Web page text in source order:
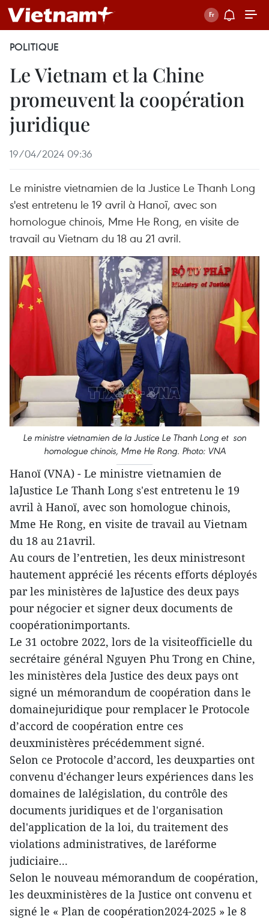
POLITIQUE
Le Vietnam et la Chine
promeuvent la coopération
juridique
19/04/2024 09:36
Le ministre vietnamien de la Justice Le Thanh Long
s'est entretenu le 19 avril à Hanoï, avec son
homologue chinois, Mme He Rong, en visite de
travail au Vietnam du 18 au 21 avril.
Le ministre vietnamien de la Justice Le Thanh Long et son
homologue chinois, Mme He Rong. Photo: VNA
Hanoï (VNA) - Le ministre vietnamien de
laJustice Le Thanh Long s'est entretenu le 19
avril à Hanoï, avec son homologue chinois,
Mme He Rong, en visite de travail au Vietnam
du 18 au 21avril.
Au cours de l’entretien, les deux ministresont
hautement apprécié les récents efforts déployés
par les ministères de laJustice des deux pays
pour négocier et signer deux documents de
coopérationimportants.
Le 31 octobre 2022, lors de la visiteofficielle du
secrétaire général Nguyen Phu Trong en Chine,
les ministères dela Justice des deux pays ont
signé un mémorandum de coopération dans le
domainejuridique pour remplacer le Protocole
d’accord de coopération entre ces
deuxministères précédemment signé.
Selon ce Protocole d’accord, les deuxparties ont
convenu d'échanger leurs expériences dans les
domaines de lalégislation, du contrôle des
documents juridiques et de l'organisation
del'application de la loi, du traitement des
violations administratives, de laréforme
judiciaire...
Selon le nouveau mémorandum de coopération,
les deuxministères de la Justice ont convenu et
signé le « Plan de coopération2024-2025 » le 8